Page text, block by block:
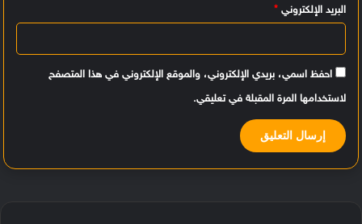
البريد الإلكتروني *
احفظ اسمي، بريدي الإلكتروني، والموقع الإلكتروني في هذا المتصفح
لاستخدامها المرة المقبلة في تعليقي.